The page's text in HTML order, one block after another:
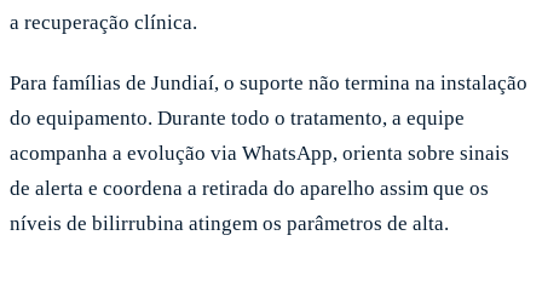
a recuperação clínica.
Para famílias de Jundiaí, o suporte não termina na instalação
do equipamento. Durante todo o tratamento, a equipe
acompanha a evolução via WhatsApp, orienta sobre sinais
de alerta e coordena a retirada do aparelho assim que os
níveis de bilirrubina atingem os parâmetros de alta.